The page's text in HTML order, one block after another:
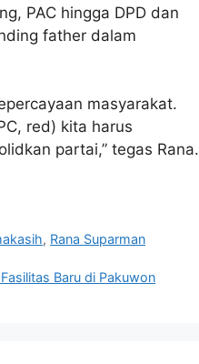
PAC hingga DPD dan
father dalam
masyarakat.
red) kita harus
partai,” tegas Rana.
, Rana Suparman
Baru di Pakuwon